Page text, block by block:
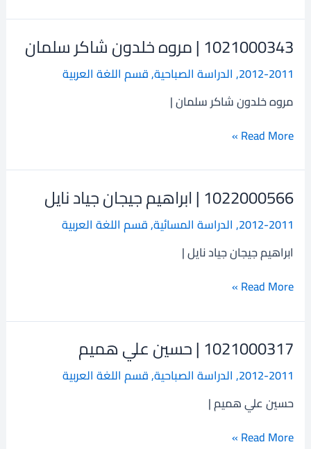
1021000343 | مروه خلدون شاكر سلمان
2012-2011
, الدراسة الصباحية,قسم اللغة العربية
مروه خلدون شاكر سلمان |
1021000343
مروه
خلدون
شاكر
سلمان
Read More »
1022000566 | ابراهيم جيجان جياد نايل
2012-2011
, الدراسة المسائية,قسم اللغة العربية
ابراهيم جيجان جياد نايل |
1022000566
ابراهيم
جيجان
جياد
نايل
Read More »
1021000317 | حسين علي هميم
2012-2011
, الدراسة الصباحية,قسم اللغة العربية
حسين علي هميم |
1021000317
حسين
علي
هميم
Read More »